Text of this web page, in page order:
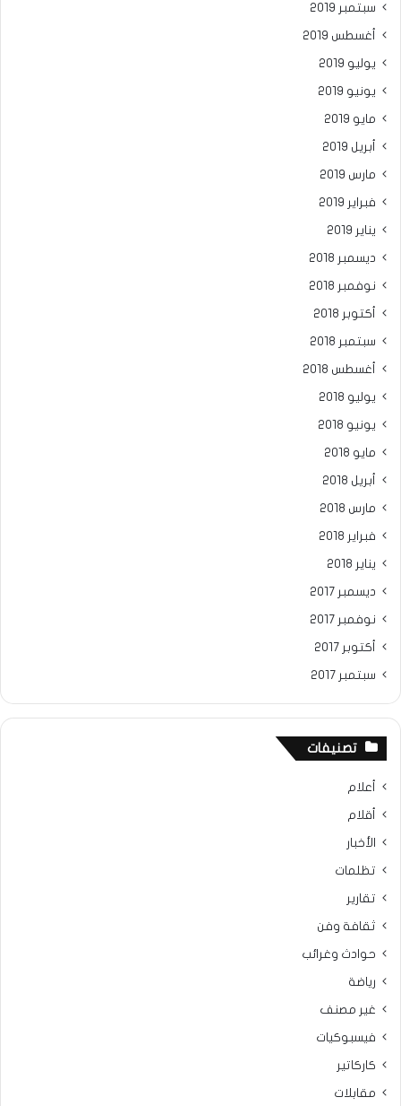
سبتمبر 2019
أغسطس 2019
يوليو 2019
يونيو 2019
مايو 2019
أبريل 2019
مارس 2019
فبراير 2019
يناير 2019
ديسمبر 2018
نوفمبر 2018
أكتوبر 2018
سبتمبر 2018
أغسطس 2018
يوليو 2018
يونيو 2018
مايو 2018
أبريل 2018
مارس 2018
فبراير 2018
يناير 2018
ديسمبر 2017
نوفمبر 2017
أكتوبر 2017
سبتمبر 2017
تصنيفات
أعلام
أقلام
الأخبار
تظلمات
تقارير
ثقافة وفن
حوادث وغرائب
رياضة
غير مصنف
فيسبوكيات
كاركاتير
مقابلات